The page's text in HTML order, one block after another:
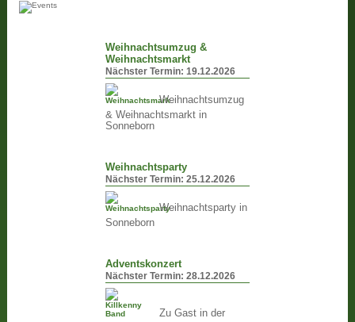
Weihnachtsumzug &
Weihnachtsmarkt
Nächster Termin: 19.12.2026
Weihnachtsumzug
& Weihnachtsmarkt in
Sonneborn
Weihnachtsparty
Nächster Termin: 25.12.2026
Weihnachtsparty in
Sonneborn
Adventskonzert
Nächster Termin: 28.12.2026
Zu Gast in der